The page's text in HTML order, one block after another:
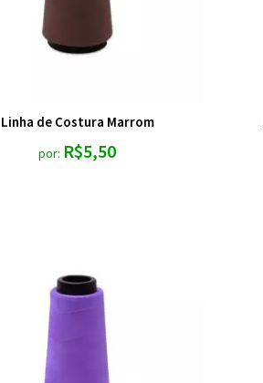
Linha de Costura Marrom
por: R$5,50